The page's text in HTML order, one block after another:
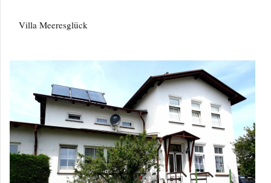
Villa Meeresglück